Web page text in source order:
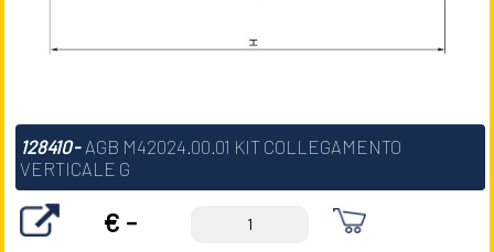
128410- AGB M42024.00.01 KIT COLLEGAMENTO
VERTICALE G
€ -